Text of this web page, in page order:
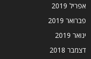
אפריל 2019
פברואר 2019
ינואר 2019
דצמבר 2018